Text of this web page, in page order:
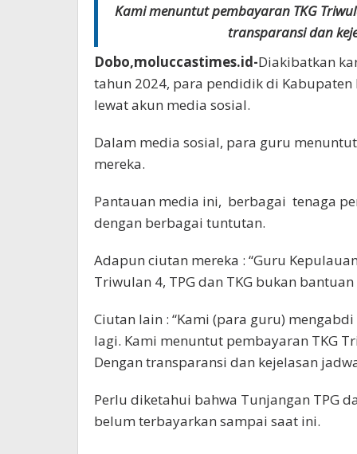
Kami menuntut pembayaran TKG
transparansi dan
Dobo,moluccastimes.id-Diakibatkan
tahun 2024, para pendidik di
lewat akun media sosial.
Dalam media sosial, para guru
mereka.
Pantauan media ini, berbagai tenaga
dengan berbagai tuntutan.
Adapun ciutan mereka : “Guru
Triwulan 4, TPG dan TKG bukan
Ciutan lain : “Kami (para guru)
lagi. Kami menuntut pembayaran TKG
Dengan transparansi dan kejelasan
Perlu diketahui bahwa Tunjangan TPG
belum terbayarkan sampai saat ini.